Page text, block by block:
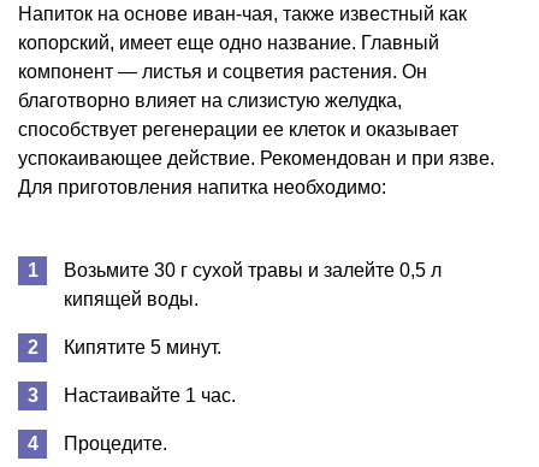
Напиток на основе иван-чая, также известный как
копорский, имеет еще одно название. Главный
компонент — листья и соцветия растения. Он
благотворно влияет на слизистую желудка,
способствует регенерации ее клеток и оказывает
успокаивающее действие. Рекомендован и при язве.
Для приготовления напитка необходимо:
Возьмите 30 г сухой травы и залейте 0,5 л
кипящей воды.
Кипятите 5 минут.
Настаивайте 1 час.
Процедите.